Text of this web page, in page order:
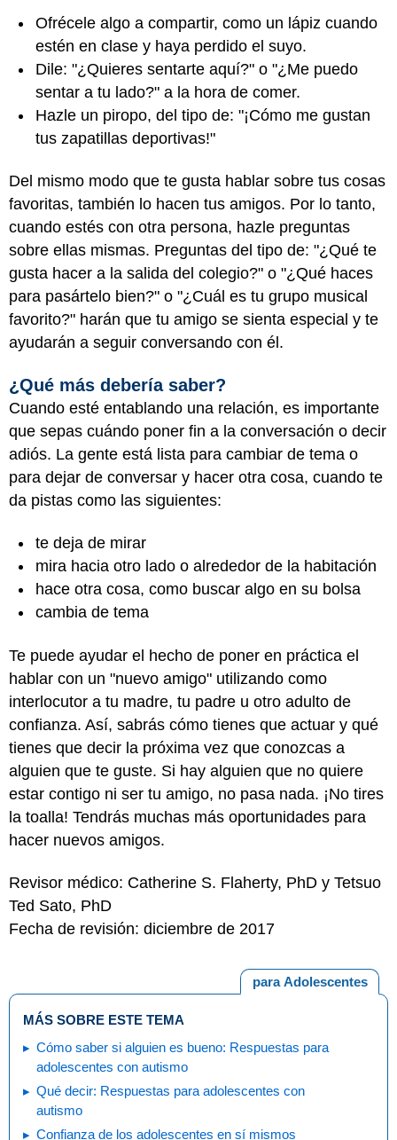
Ofrécele algo a compartir, como un lápiz cuando
estén en clase y haya perdido el suyo.
Dile: "¿Quieres sentarte aquí?" o "¿Me puedo
sentar a tu lado?" a la hora de comer.
Hazle un piropo, del tipo de: "¡Cómo me gustan
tus zapatillas deportivas!"
Del mismo modo que te gusta hablar sobre tus cosas
favoritas, también lo hacen tus amigos. Por lo tanto,
cuando estés con otra persona, hazle preguntas
sobre ellas mismas. Preguntas del tipo de: "¿Qué te
gusta hacer a la salida del colegio?" o "¿Qué haces
para pasártelo bien?" o "¿Cuál es tu grupo musical
favorito?" harán que tu amigo se sienta especial y te
ayudarán a seguir conversando con él.
¿Qué más debería saber?
Cuando esté entablando una relación, es importante
que sepas cuándo poner fin a la conversación o decir
adiós. La gente está lista para cambiar de tema o
para dejar de conversar y hacer otra cosa, cuando te
da pistas como las siguientes:
te deja de mirar
mira hacia otro lado o alrededor de la habitación
hace otra cosa, como buscar algo en su bolsa
cambia de tema
Te puede ayudar el hecho de poner en práctica el
hablar con un "nuevo amigo" utilizando como
interlocutor a tu madre, tu padre u otro adulto de
confianza. Así, sabrás cómo tienes que actuar y qué
tienes que decir la próxima vez que conozcas a
alguien que te guste. Si hay alguien que no quiere
estar contigo ni ser tu amigo, no pasa nada. ¡No tires
la toalla! Tendrás muchas más oportunidades para
hacer nuevos amigos.
Revisor médico: Catherine S. Flaherty, PhD y Tetsuo
Ted Sato, PhD
Fecha de revisión: diciembre de 2017
para Adolescentes
MÁS SOBRE ESTE TEMA
Cómo saber si alguien es bueno: Respuestas para
adolescentes con autismo
Qué decir: Respuestas para adolescentes con
autismo
Confianza de los adolescentes en sí mismos